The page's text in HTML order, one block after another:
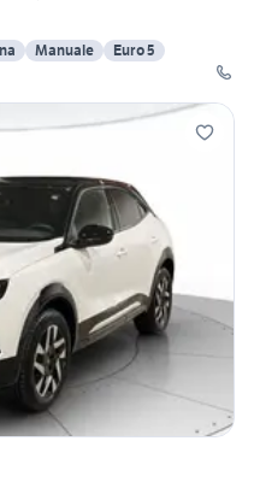
Manuale
Euro 5